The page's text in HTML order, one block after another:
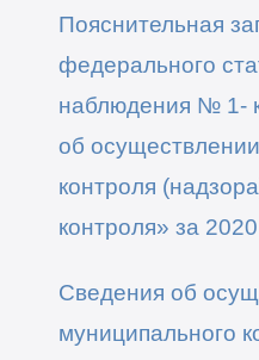
Пояснительная
федерального
наблюдения № 1-
об
контроля
контроля» за
Сведения об
муниципального